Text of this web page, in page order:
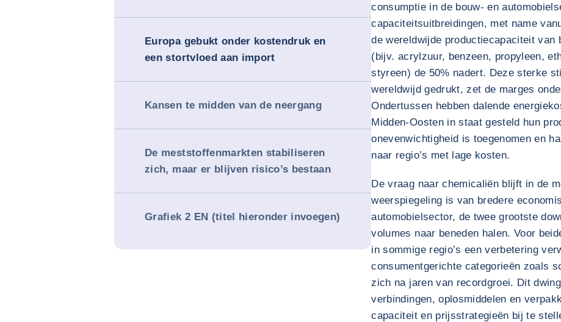
Europa gebukt onder kostendruk en
een stortvloed aan import
Kansen te midden van de neergang
De meststoffenmarkten stabiliseren
zich, maar er blijven risico’s bestaan
Grafiek 2 EN (titel hieronder invoegen)
consumptie in de bouw- en
capaciteitsuitbreidingen, met name
de wereldwijde productiecapaciteit van
(bijv. acrylzuur, benzeen, propyleen,
styreen) de 50% nadert. Deze sterke
wereldwijd gedrukt, zet de marges
Ondertussen hebben dalende
Midden-Oosten in staat gesteld hun
onevenwichtigheid is toegenomen en
naar regio’s met lage kosten.
De vraag naar chemicaliën blijft in de
weerspiegeling is van bredere
automobielsector, de twee grootste
volumes naar beneden halen. Voor
in sommige regio’s een verbetering
consumentgerichte categorieën zoals
zich na jaren van recordgroei. Dit
verbindingen, oplosmiddelen en
capaciteit en prijsstrategieën bij te